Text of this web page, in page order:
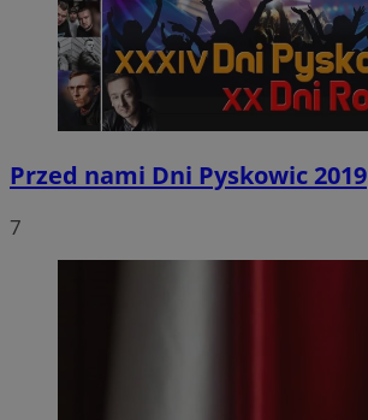
Przed nami Dni Pyskowic 2019
7